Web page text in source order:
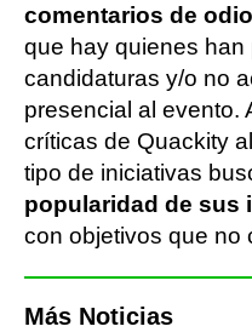
comentarios de odio
que hay quienes han
candidaturas y/o no
presencial al evento.
críticas de Quackity
tipo de iniciativas
popularidad de sus
con objetivos que no
Más Noticias